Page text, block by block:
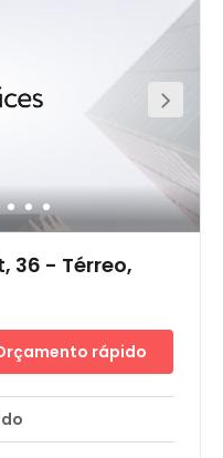
36 - Térreo,
Elevador
rápido